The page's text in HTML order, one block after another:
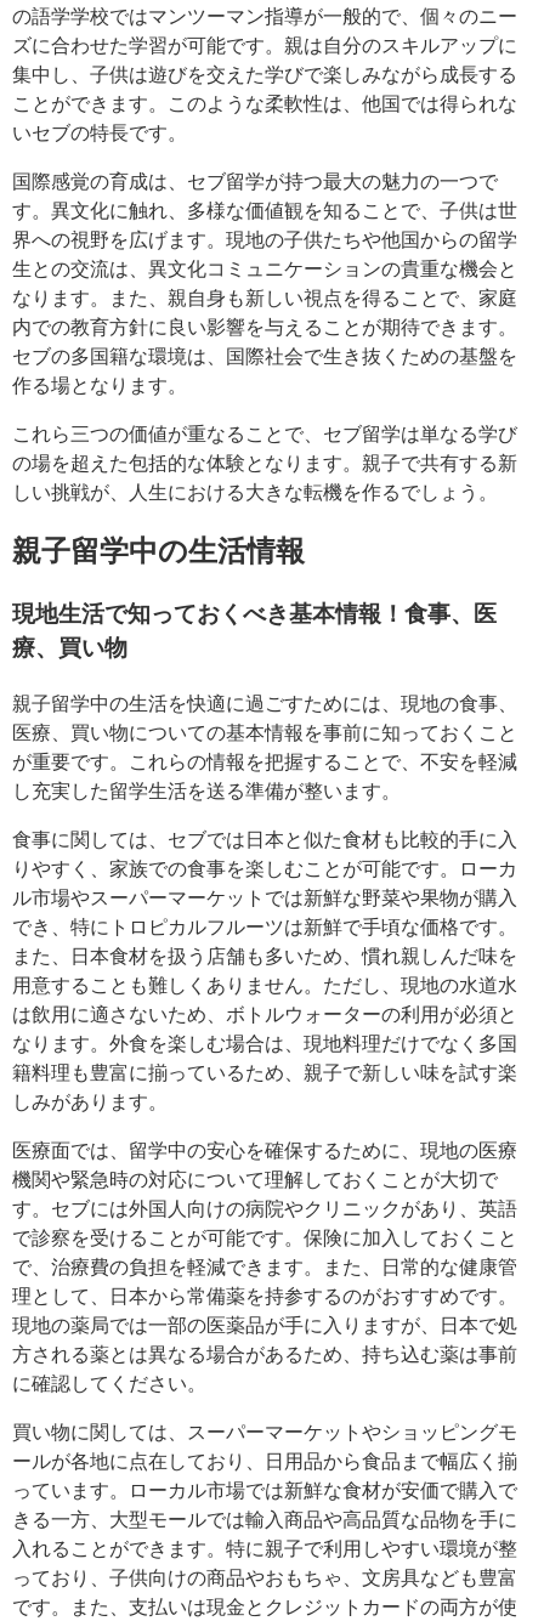
の語学学校ではマンツーマン指導が一般的で、個々のニー
ズに合わせた学習が可能です。親は自分のスキルアップに
集中し、子供は遊びを交えた学びで楽しみながら成長する
ことができます。このような柔軟性は、他国では得られな
いセブの特長です。
国際感覚の育成は、セブ留学が持つ最大の魅力の一つで
す。異文化に触れ、多様な価値観を知ることで、子供は世
界への視野を広げます。現地の子供たちや他国からの留学
生との交流は、異文化コミュニケーションの貴重な機会と
なります。また、親自身も新しい視点を得ることで、家庭
内での教育方針に良い影響を与えることが期待できます。
セブの多国籍な環境は、国際社会で生き抜くための基盤を
作る場となります。
これら三つの価値が重なることで、セブ留学は単なる学び
の場を超えた包括的な体験となります。親子で共有する新
しい挑戦が、人生における大きな転機を作るでしょう。
親子留学中の生活情報
現地生活で知っておくべき基本情報！食事、医
療、買い物
親子留学中の生活を快適に過ごすためには、現地の食事、
医療、買い物についての基本情報を事前に知っておくこと
が重要です。これらの情報を把握することで、不安を軽減
し充実した留学生活を送る準備が整います。
食事に関しては、セブでは日本と似た食材も比較的手に入
りやすく、家族での食事を楽しむことが可能です。ローカ
ル市場やスーパーマーケットでは新鮮な野菜や果物が購入
でき、特にトロピカルフルーツは新鮮で手頃な価格です。
また、日本食材を扱う店舗も多いため、慣れ親しんだ味を
用意することも難しくありません。ただし、現地の水道水
は飲用に適さないため、ボトルウォーターの利用が必須と
なります。外食を楽しむ場合は、現地料理だけでなく多国
籍料理も豊富に揃っているため、親子で新しい味を試す楽
しみがあります。
医療面では、留学中の安心を確保するために、現地の医療
機関や緊急時の対応について理解しておくことが大切で
す。セブには外国人向けの病院やクリニックがあり、英語
で診察を受けることが可能です。保険に加入しておくこと
で、治療費の負担を軽減できます。また、日常的な健康管
理として、日本から常備薬を持参するのがおすすめです。
現地の薬局では一部の医薬品が手に入りますが、日本で処
方される薬とは異なる場合があるため、持ち込む薬は事前
に確認してください。
買い物に関しては、スーパーマーケットやショッピングモ
ールが各地に点在しており、日用品から食品まで幅広く揃
っています。ローカル市場では新鮮な食材が安価で購入で
きる一方、大型モールでは輸入商品や高品質な品物を手に
入れることができます。特に親子で利用しやすい環境が整
っており、子供向けの商品やおもちゃ、文房具なども豊富
です。また、支払いは現金とクレジットカードの両方が使